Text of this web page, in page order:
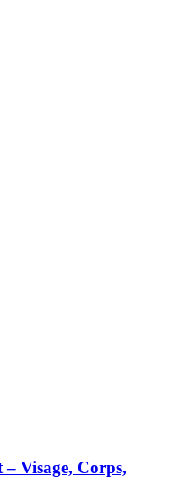
Visage, Corps,